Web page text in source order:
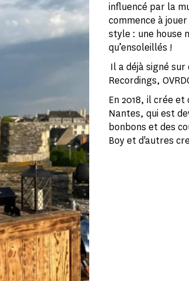
influencé par la
commence à
style : une house
qu’ensoleillés !
Il a déjà signé
Recordings,
En 2018, il crée
Nantes, qui est
bonbons et des
Boy et d'autres